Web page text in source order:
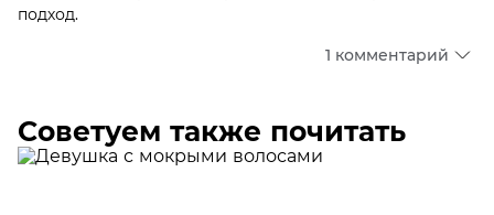
подход.
1 комментарий
Советуем также почитать